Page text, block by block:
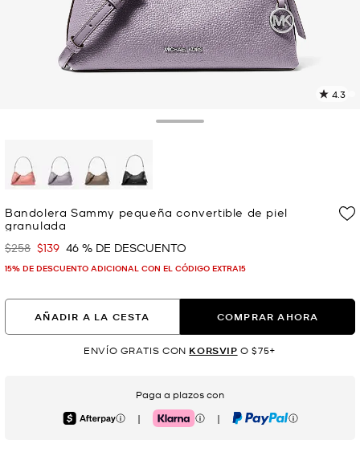
4.3
Bandolera Sammy pequeña convertible de piel
granulada
Era
$258 Ahora
$139 46 % DE DESCUENTO
15% DE DESCUENTO ADICIONAL CON EL CÓDIGO EXTRA15
AÑADIR A LA CESTA COMPRAR AHORA
ENVÍO GRATIS CON KORSVIP O $75+
Paga a plazos con
Afterpay | Klarna | PayPal